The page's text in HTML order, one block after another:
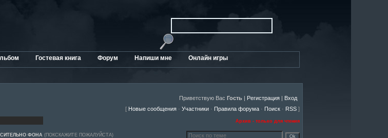
Гостевая книга Форум Напиши мне Онлайн игры
Приветствую Вас Гость | Регистрация | Вход
[ Новые сообщения · Участники · Правила форума · Поиск · RSS ]
Архив - только для чтения
ФОНА (ПОКСКАЖИТЕ ПОЖАЛУЙСТА)